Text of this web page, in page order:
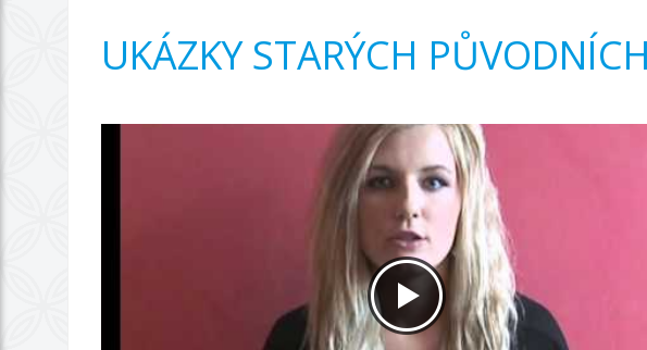
UKÁZKY STARÝCH